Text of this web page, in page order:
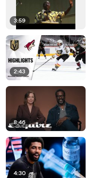
3:59
2:43
8:46
4:30